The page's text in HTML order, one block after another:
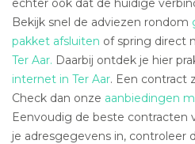
echter ook dat de huidige
Bekijk snel de adviezen rondom
pakket afsluiten of spring direct
Ter Aar. Daarbij ontdek je hier
internet in Ter Aar. Een contract
Check dan onze aanbiedingen
Eenvoudig de beste contracten
je adresgegevens in, controleer